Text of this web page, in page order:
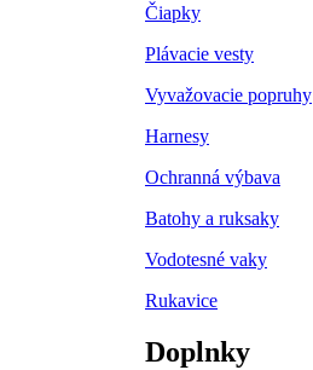
Čiapky
Plávacie vesty
Vyvažovacie popruhy
Harnesy
Ochranná výbava
Batohy a ruksaky
Vodotesné vaky
Rukavice
Doplnky